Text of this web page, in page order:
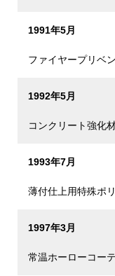
1991年5月
ファイヤープリベ
1992年5月
コンクリート強化
1993年7月
薄付仕上用特殊ポ
1997年3月
常温ホーローコー